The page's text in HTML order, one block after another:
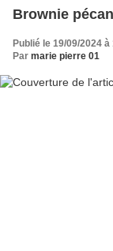
Brownie
Publié le 19/09/2024 à
Par marie pierre 01